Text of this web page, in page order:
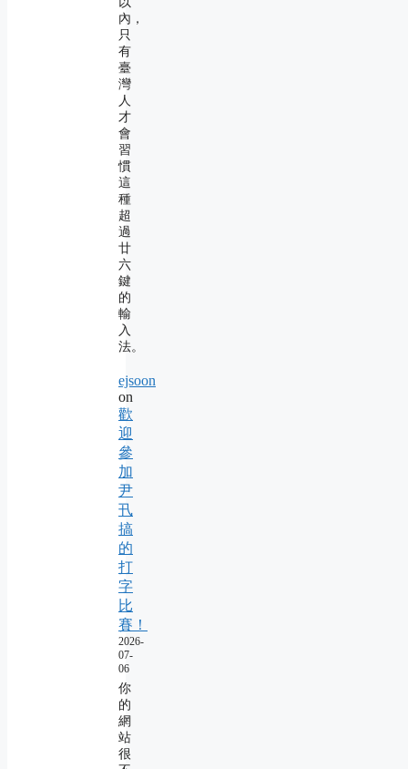
內，
只
有
臺
灣
人
才
會
習
慣
這
種
超
過
廿
六
鍵
的
輸
入
法。
ejsoon
on
歡
迎
參
加
尹
卂
搞
的
打
字
比
賽！
2026-
07-
06
你
的
網
站
很